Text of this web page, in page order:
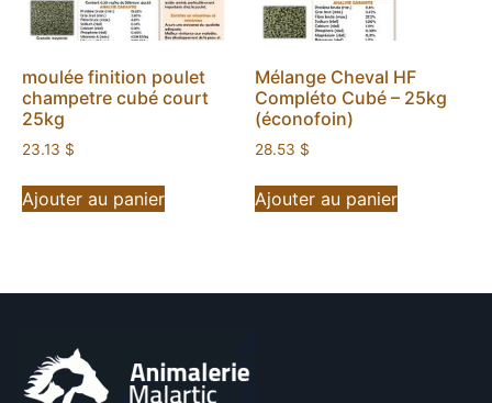
moulée finition poulet
champetre cubé court
25kg
23.13 $
Ajouter au panier
Mélange Cheval HF
Compléto Cubé – 25kg
(éconofoin)
28.53 $
Ajouter au panier